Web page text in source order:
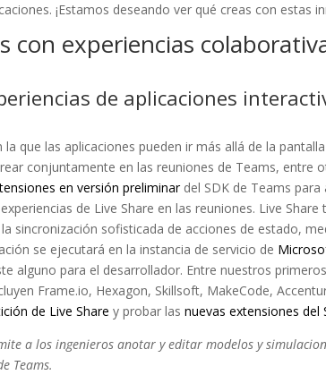
¡Estamos deseando ver qué creas con estas
con experiencias
de aplicaciones
la que las aplicaciones pueden ir más allá de la
conjuntamente en las reuniones de Teams, entre
en versión preliminardel SDK de Teams para
de Live Share en las reuniones. Live Share
sincronización sofisticada de acciones de estado,
se ejecutará en la instancia de servicio de
alguno para el desarrollador. Entre nuestros
Frame.io, Hexagon, Skillsoft, MakeCode,
de Live Share y probar lasnuevas extensiones del
a los ingenieros anotar y editar modelos y
Teams.